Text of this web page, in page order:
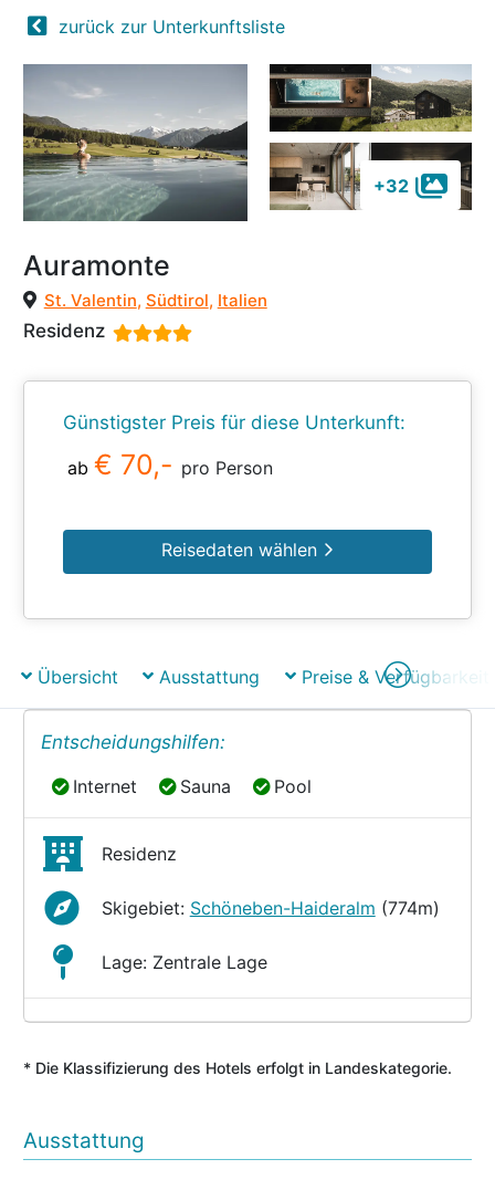
zurück zur Unterkunftsliste
+32
Auramonte
St. Valentin, Südtirol, Italien
Residenz
Günstigster Preis für diese Unterkunft:
ab € 70,- pro Person
Reisedaten wählen
Übersicht Ausstattung Preise & Verfügbarkeit
Entscheidungshilfen:
Internet
Internet Sauna
Sauna Pool
Pool
Residenz
Skigebiet: Schöneben-Haideralm (774m)
Lage: Zentrale Lage
* Die Klassifizierung des Hotels erfolgt in Landeskategorie.
Ausstattung